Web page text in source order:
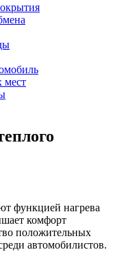
мест
функцией нагрева
комфорт
положительных
автомобилистов.